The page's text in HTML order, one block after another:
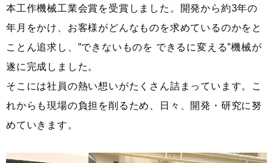
本工作機械工業会賞を受賞しました。開発から約3年の
年月をかけ、お客様がどんなものを求めているのかをと
ことん追求し、”できないものを できるに変える”機械が
遂に完成しました。
そこには社員の熱い想いがたくさん詰まっています。こ
れからも現場の負担を削るため、日々、開発・研究に努
めていきます。